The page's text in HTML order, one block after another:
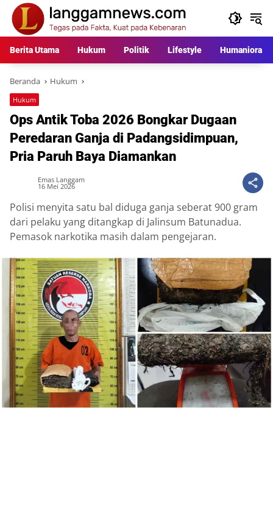
Langsung
konten
Berita Utama Hukum Politik Lifestyle Humaniora
Beranda Hukum
Hukum
Ops Antik Toba 2026 Bongkar Dugaan
Peredaran Ganja di Padangsidimpuan,
Pria Paruh Baya Diamankan
Emas Langgam
16 Mei 2026
Polisi menyita satu bal diduga ganja seberat 900 gram
dari pelaku yang ditangkap di Jalinsum Batunadua.
Pemasok narkotika masih dalam pengejaran.